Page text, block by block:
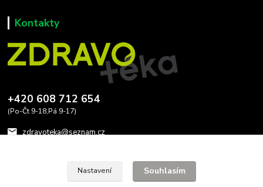
Kontakty
+420 608 712 654
(Po-Čt 9-18,Pá 9-17)
zdravoteka@seznam.cz
Nastavení Souhlasím